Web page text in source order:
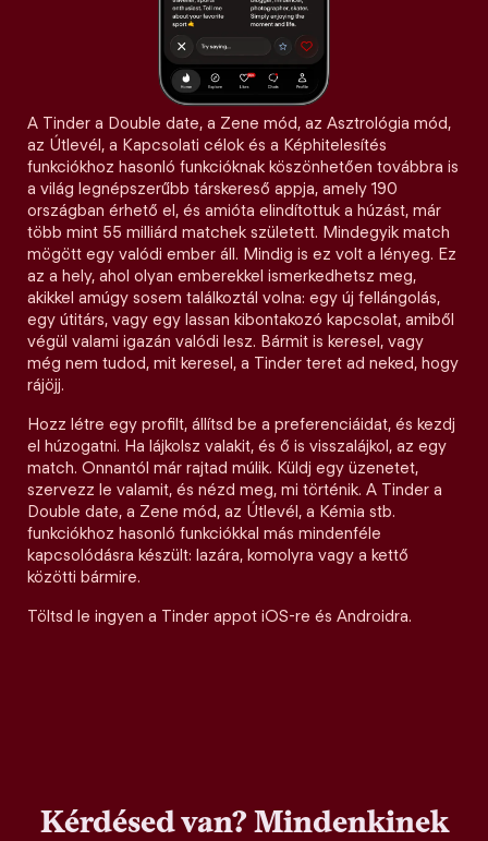
A Tinder a Double date, a Zene mód, az Asztrológia mód,
az Útlevél, a Kapcsolati célok és a Képhitelesítés
funkciókhoz hasonló funkcióknak köszönhetően továbbra is
a világ legnépszerűbb társkereső appja, amely 190
országban érhető el, és amióta elindítottuk a húzást, már
több mint 55 milliárd matchek született. Mindegyik match
mögött egy valódi ember áll. Mindig is ez volt a lényeg. Ez
az a hely, ahol olyan emberekkel ismerkedhetsz meg,
akikkel amúgy sosem találkoztál volna: egy új fellángolás,
egy útitárs, vagy egy lassan kibontakozó kapcsolat, amiből
végül valami igazán valódi lesz. Bármit is keresel, vagy
még nem tudod, mit keresel, a Tinder teret ad neked, hogy
rájöjj.
Hozz létre egy profilt, állítsd be a preferenciáidat, és kezdj
el húzogatni. Ha lájkolsz valakit, és ő is visszalájkol, az egy
match. Onnantól már rajtad múlik. Küldj egy üzenetet,
szervezz le valamit, és nézd meg, mi történik. A Tinder a
Double date, a Zene mód, az Útlevél, a Kémia stb.
funkciókhoz hasonló funkciókkal más mindenféle
kapcsolódásra készült: lazára, komolyra vagy a kettő
közötti bármire.
Töltsd le ingyen a Tinder appot iOS-re és Androidra.
Kérdésed van? Mindenkinek